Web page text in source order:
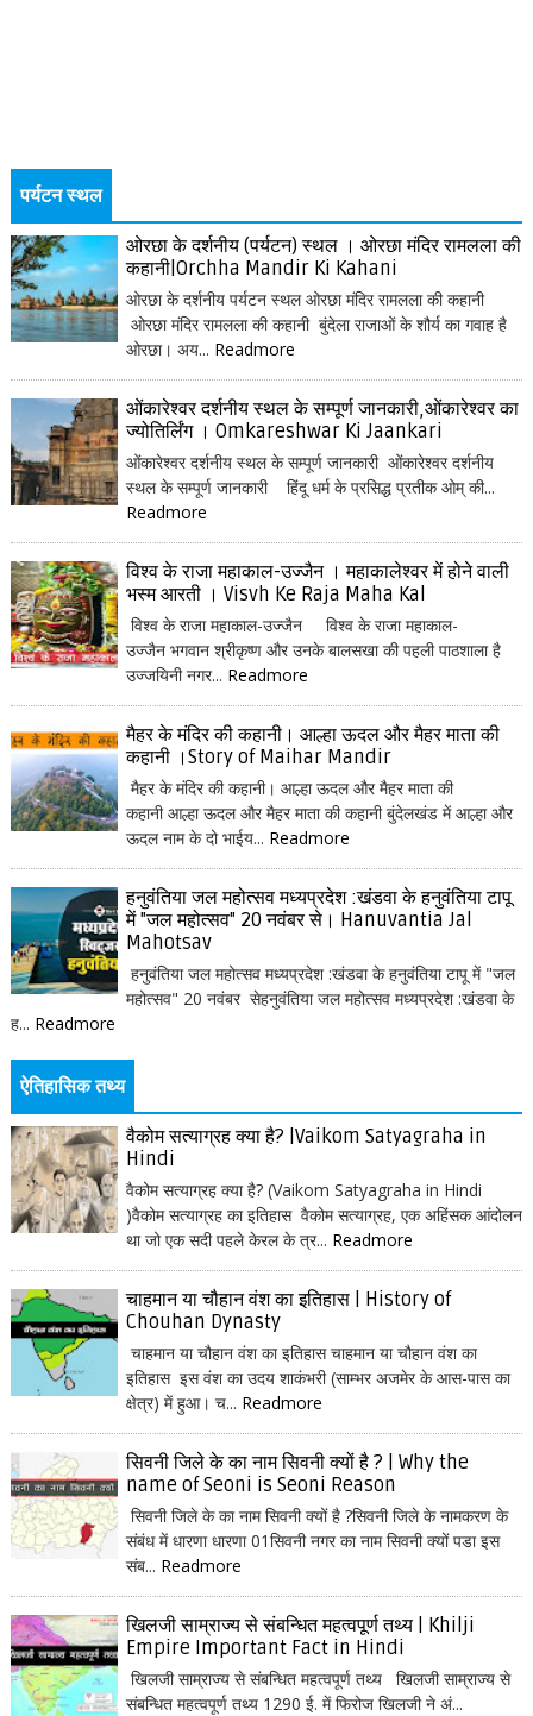
पर्यटन स्थल
ओरछा के दर्शनीय (पर्यटन) स्थल । ओरछा मंदिर रामलला की
कहानी|Orchha Mandir Ki Kahani
ओरछा के दर्शनीय पर्यटन स्थल ओरछा मंदिर रामलला की कहानी
ओरछा मंदिर रामलला की कहानी बुंदेला राजाओं के शौर्य का गवाह है
ओरछा। अय... Readmore
ओंकारेश्वर दर्शनीय स्थल के सम्पूर्ण जानकारी,ओंकारेश्वर का
ज्योतिर्लिंग । Omkareshwar Ki Jaankari
ओंकारेश्वर दर्शनीय स्थल के सम्पूर्ण जानकारी ओंकारेश्वर दर्शनीय
स्थल के सम्पूर्ण जानकारी हिंदू धर्म के प्रसिद्ध प्रतीक ओम् की...
Readmore
विश्व के राजा महाकाल-उज्जैन । महाकालेश्वर में होने वाली
भस्म आरती । Visvh Ke Raja Maha Kal
विश्व के राजा महाकाल-उज्जैन विश्व के राजा महाकाल-
उज्जैन भगवान श्रीकृष्ण और उनके बालसखा की पहली पाठशाला है
उज्जयिनी नगर... Readmore
मैहर के मंदिर की कहानी। आल्हा ऊदल और मैहर माता की
कहानी ।Story of Maihar Mandir
मैहर के मंदिर की कहानी। आल्हा ऊदल और मैहर माता की
कहानी आल्हा ऊदल और मैहर माता की कहानी बुंदेलखंड में आल्हा और
ऊदल नाम के दो भाईय... Readmore
हनुवंतिया जल महोत्सव मध्यप्रदेश :खंडवा के हनुवंतिया टापू
में "जल महोत्सव" 20 नवंबर से। Hanuvantia Jal
Mahotsav
हनुवंतिया जल महोत्सव मध्यप्रदेश :खंडवा के हनुवंतिया टापू में "जल
महोत्सव" 20 नवंबर सेहनुवंतिया जल महोत्सव मध्यप्रदेश :खंडवा के
ह... Readmore
ऐतिहासिक तथ्य
वैकोम सत्याग्रह क्या है? |Vaikom Satyagraha in
Hindi
वैकोम सत्याग्रह क्या है? (Vaikom Satyagraha in Hindi
)वैकोम सत्याग्रह का इतिहास वैकोम सत्याग्रह, एक अहिंसक आंदोलन
था जो एक सदी पहले केरल के त्र... Readmore
चाहमान या चौहान वंश का इतिहास | History of
Chouhan Dynasty
चाहमान या चौहान वंश का इतिहास चाहमान या चौहान वंश का
इतिहास इस वंश का उदय शाकंभरी (साम्भर अजमेर के आस-पास का
क्षेत्र) में हुआ। च... Readmore
सिवनी जिले के का नाम सिवनी क्यों है ? | Why the
name of Seoni is Seoni Reason
सिवनी जिले के का नाम सिवनी क्यों है ?सिवनी जिले के नामकरण के
संबंध में धारणा धारणा 01सिवनी नगर का नाम सिवनी क्यों पडा इस
संब... Readmore
खिलजी साम्राज्य से संबन्धित महत्वपूर्ण तथ्य | Khilji
Empire Important Fact in Hindi
खिलजी साम्राज्य से संबन्धित महत्वपूर्ण तथ्य खिलजी साम्राज्य से
संबन्धित महत्वपूर्ण तथ्य 1290 ई. में फिरोज खिलजी ने अं...